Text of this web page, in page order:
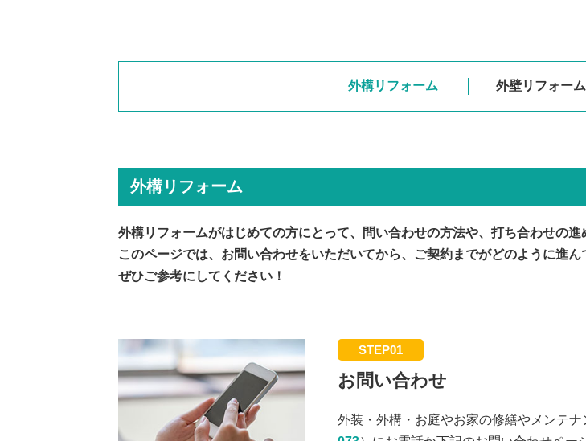
外構リフォーム 外壁リフォーム
外構リフォーム
外構リフォームがはじめての方にとって、問い合わせの方法や、打ち合わせの進
このページでは、お問い合わせをいただいてから、ご契約までがどのように進ん
ぜひご参考にしてください！
STEP01
お問い合わせ
外装・外構・お庭やお家の修繕やメンテ